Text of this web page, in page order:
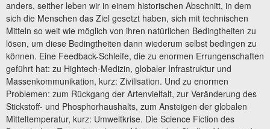
anders, seither leben wir in einem historischen Abschnitt, in dem
sich die Menschen das Ziel gesetzt haben, sich mit technischen
Mitteln so weit wie möglich von ihren natürlichen Bedingtheiten zu
lösen, um diese Bedingtheiten dann wiederum selbst bedingen zu
können. Eine Feedback-Schleife, die zu enormen Errungenschaften
geführt hat: zu Hightech-Medizin, globaler Infrastruktur und
Massenkommunikation, kurz: Zivilisation. Und zu enormen
Problemen: zum Rückgang der Artenvielfalt, zur Veränderung des
Stickstoff- und Phosphorhaushalts, zum Ansteigen der globalen
Mitteltemperatur, kurz: Umweltkrise. Die Science Fiction des